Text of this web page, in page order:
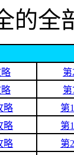
的全
略
第
略
第
略
第